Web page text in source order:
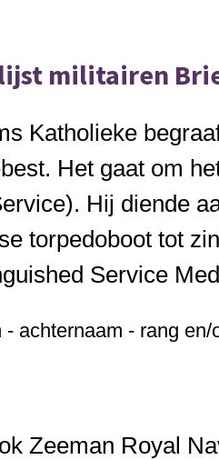
militairen
Katholieke
Het gaat om
Hij diende
torpedoboot tot
Service
- achternaam - rang
Zeeman Royal